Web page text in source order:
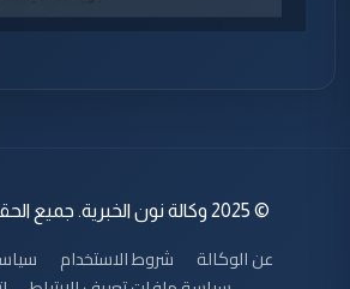
© 2025 وكالة نون الخبرية. جميع الحقوق محفوظة.
عن الوكالة شروط الاستخدام